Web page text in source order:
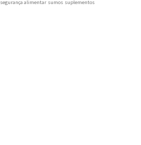
segurança alimentar sumos suplementos